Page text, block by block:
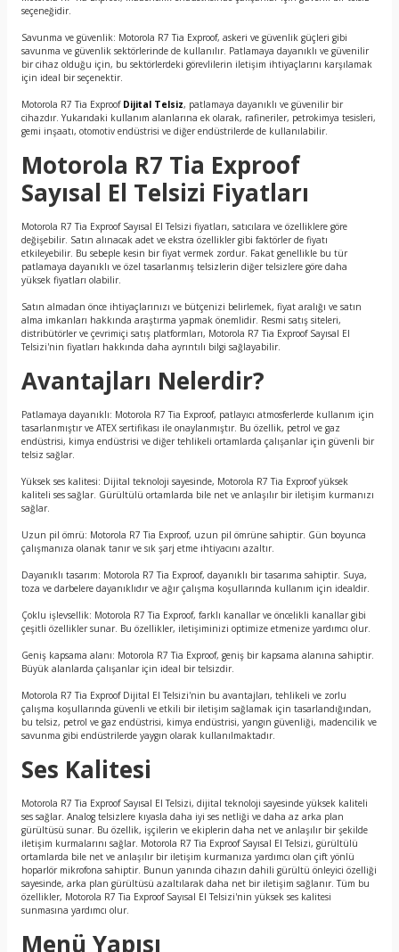
seçeneğidir.
Savunma ve güvenlik: Motorola R7 Tia Exproof, askeri ve güvenlik güçleri gibi
savunma ve güvenlik sektörlerinde de kullanılır. Patlamaya dayanıklı ve güvenilir
bir cihaz olduğu için, bu sektörlerdeki görevlilerin iletişim ihtiyaçlarını karşılamak
için ideal bir seçenektir.
Motorola R7 Tia Exproof Dijital Telsiz, patlamaya dayanıklı ve güvenilir bir
cihazdır. Yukarıdaki kullanım alanlarına ek olarak, rafineriler, petrokimya tesisleri,
gemi inşaatı, otomotiv endüstrisi ve diğer endüstrilerde de kullanılabilir.
Motorola R7 Tia Exproof
Sayısal El Telsizi Fiyatları
Motorola R7 Tia Exproof Sayısal El Telsizi fiyatları, satıcılara ve özelliklere göre
değişebilir. Satın alınacak adet ve ekstra özellikler gibi faktörler de fiyatı
etkileyebilir. Bu sebeple kesin bir fiyat vermek zordur. Fakat genellikle bu tür
patlamaya dayanıklı ve özel tasarlanmış telsizlerin diğer telsizlere göre daha
yüksek fiyatları olabilir.
Satın almadan önce ihtiyaçlarınızı ve bütçenizi belirlemek, fiyat aralığı ve satın
alma imkanları hakkında araştırma yapmak önemlidir. Resmi satış siteleri,
distribütörler ve çevrimiçi satış platformları, Motorola R7 Tia Exproof Sayısal El
Telsizi'nin fiyatları hakkında daha ayrıntılı bilgi sağlayabilir.
Avantajları Nelerdir?
Patlamaya dayanıklı: Motorola R7 Tia Exproof, patlayıcı atmosferlerde kullanım için
tasarlanmıştır ve ATEX sertifikası ile onaylanmıştır. Bu özellik, petrol ve gaz
endüstrisi, kimya endüstrisi ve diğer tehlikeli ortamlarda çalışanlar için güvenli bir
telsiz sağlar.
Yüksek ses kalitesi: Dijital teknoloji sayesinde, Motorola R7 Tia Exproof yüksek
kaliteli ses sağlar. Gürültülü ortamlarda bile net ve anlaşılır bir iletişim kurmanızı
sağlar.
Uzun pil ömrü: Motorola R7 Tia Exproof, uzun pil ömrüne sahiptir. Gün boyunca
çalışmanıza olanak tanır ve sık şarj etme ihtiyacını azaltır.
Dayanıklı tasarım: Motorola R7 Tia Exproof, dayanıklı bir tasarıma sahiptir. Suya,
toza ve darbelere dayanıklıdır ve ağır çalışma koşullarında kullanım için idealdir.
Çoklu işlevsellik: Motorola R7 Tia Exproof, farklı kanallar ve öncelikli kanallar gibi
çeşitli özellikler sunar. Bu özellikler, iletişiminizi optimize etmenize yardımcı olur.
Geniş kapsama alanı: Motorola R7 Tia Exproof, geniş bir kapsama alanına sahiptir.
Büyük alanlarda çalışanlar için ideal bir telsizdir.
Motorola R7 Tia Exproof Dijital El Telsizi'nin bu avantajları, tehlikeli ve zorlu
çalışma koşullarında güvenli ve etkili bir iletişim sağlamak için tasarlandığından,
bu telsiz, petrol ve gaz endüstrisi, kimya endüstrisi, yangın güvenliği, madencilik ve
savunma gibi endüstrilerde yaygın olarak kullanılmaktadır.
Ses Kalitesi
Motorola R7 Tia Exproof Sayısal El Telsizi, dijital teknoloji sayesinde yüksek kaliteli
ses sağlar. Analog telsizlere kıyasla daha iyi ses netliği ve daha az arka plan
gürültüsü sunar. Bu özellik, işçilerin ve ekiplerin daha net ve anlaşılır bir şekilde
iletişim kurmalarını sağlar. Motorola R7 Tia Exproof Sayısal El Telsizi, gürültülü
ortamlarda bile net ve anlaşılır bir iletişim kurmanıza yardımcı olan çift yönlü
hoparlör mikrofona sahiptir. Bunun yanında cihazın dahili gürültü önleyici özelliği
sayesinde, arka plan gürültüsü azaltılarak daha net bir iletişim sağlanır. Tüm bu
özellikler, Motorola R7 Tia Exproof Sayısal El Telsizi'nin yüksek ses kalitesi
sunmasına yardımcı olur.
Menü Yapısı